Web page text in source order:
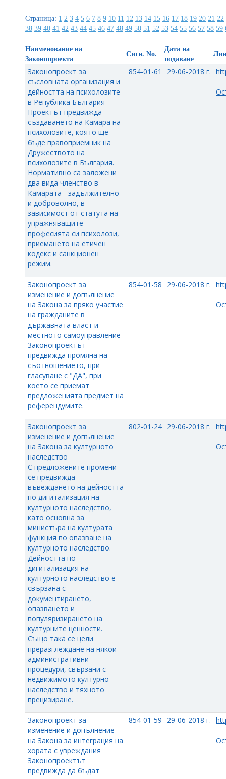
Страница: 1 2 3 4 5 6 7 8 9 10 11 12 13 14 15 16 17 18 19 20 21 22
38 39 40 41 42 43 44 45 46 47 48 49 50 51 52 53 54 55 56 57 58 59
Наименование на
Законопроекта
Сигн. No.
Дата на
подаване
Законопроект за
съсловната организация и
дейността на психолозите
в Република България
Проектът предвижда
създаването на Камара на
психолозите, която ще
бъде правоприемник на
Дружеството на
психолозите в България.
Нормативно са заложени
два вида членство в
Камарата - задължително
и доброволно, в
зависимост от статута на
упражняващите
професията си психолози,
приемането на етичен
кодекс и санкционен
режим.
854-01-61 29-06-2018 г.
Законопроект за
изменение и допълнение
на Закона за пряко участие
на гражданите в
държавната власт и
местното самоуправление
Законопроектът
предвижда промяна на
съотношението, при
гласуване с "ДА", при
което се приемат
предложенията предмет на
референдумите.
854-01-58 29-06-2018 г.
Законопроект за
изменение и допълнение
на Закона за културното
наследство
С предложените промени
се предвижда
въвеждането на дейността
по дигитализация на
културното наследство,
като основна за
министъра на културата
функция по опазване на
културното наследство.
Дейността по
дигитализация на
културното наследство е
свързана с
документирането,
опазването и
популяризирането на
културните ценности.
Също така се цели
преразглеждане на някои
административни
процедури, свързани с
недвижимото културно
наследство и тяхното
прецизиране.
802-01-24 29-06-2018 г.
Законопроект за
изменение и допълнение
на Закона за интеграция на
хората с увреждания
Законопроектът
предвижда да бъдат
854-01-59 29-06-2018 г.